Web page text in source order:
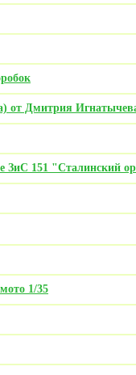
от Дмитрия
151 "Сталинский
1/35